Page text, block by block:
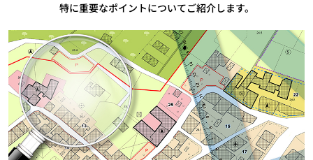
特に重要なポイントについてご紹介します。